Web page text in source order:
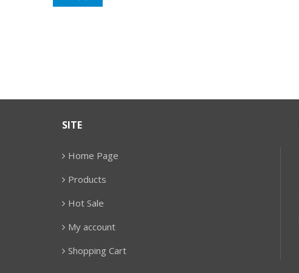
SITE
Home Page
Products
Hot Sale
My account
Shopping Cart